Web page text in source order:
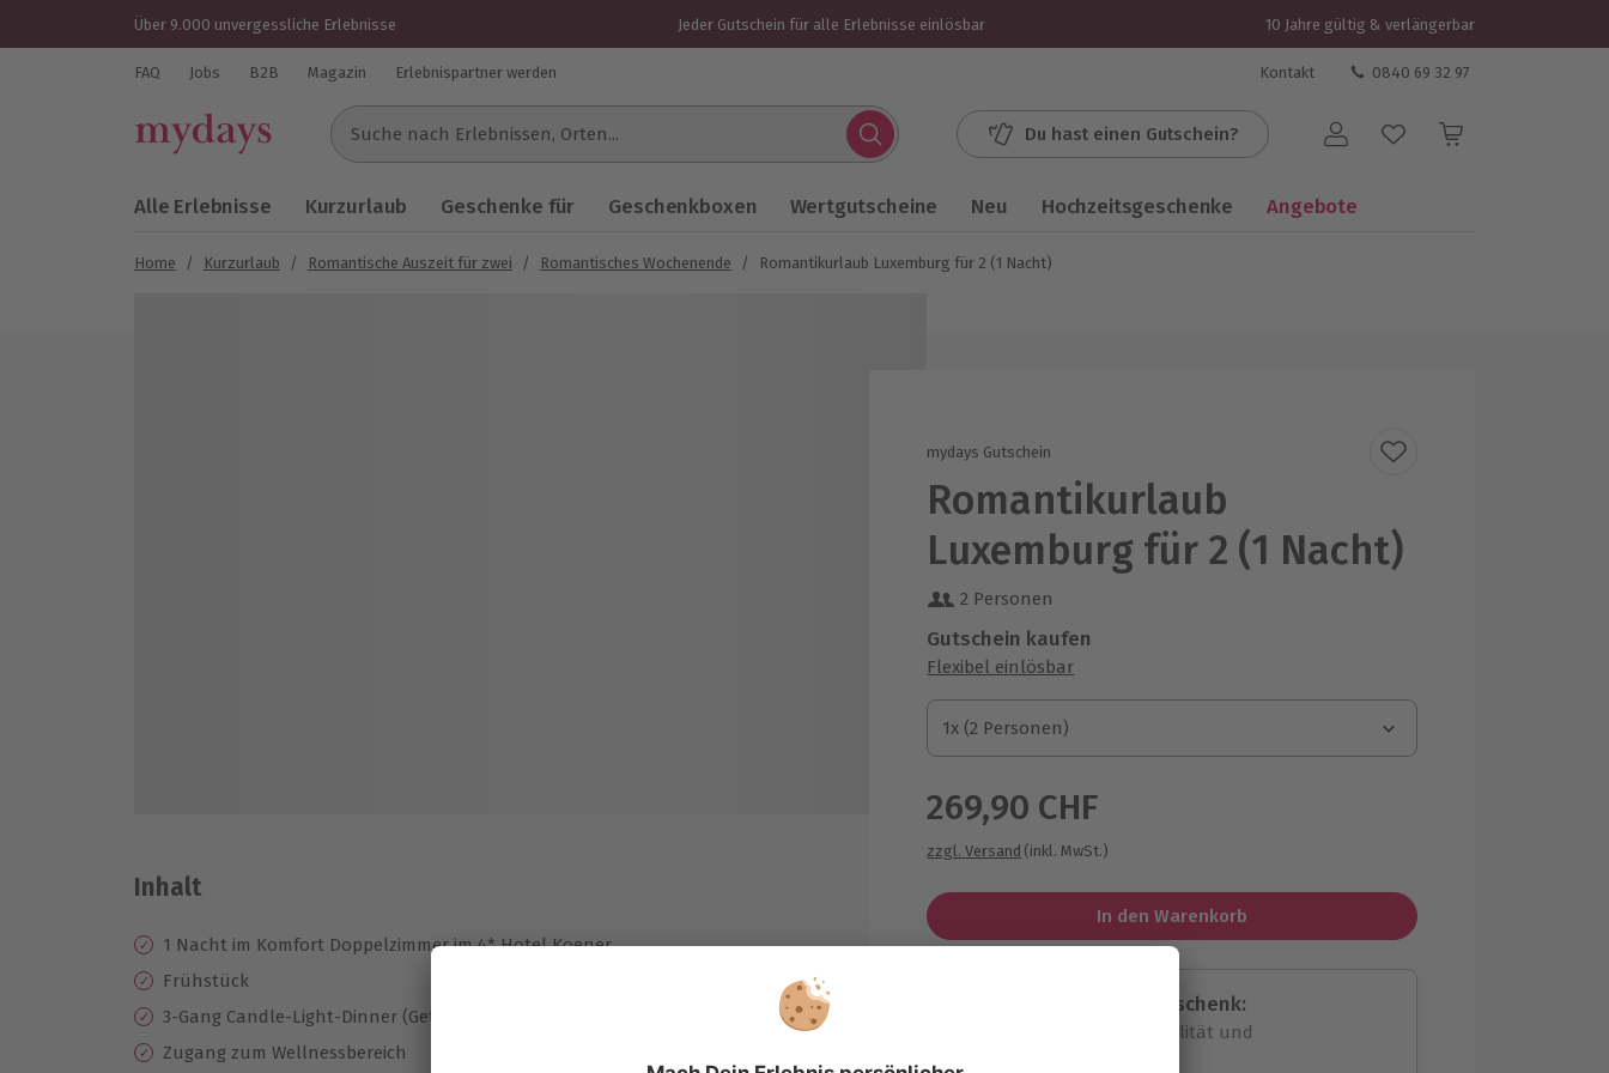
Über 9.000 unvergessliche Erlebnisse Jeder Gutschein für alle Erlebnisse einlösbar 10 Jahre gültig & verlängerbar
FAQ Jobs B2B Magazin Erlebnispartner werden Kontakt 0840 69 32 97
Suche nach Erlebnissen...
Du hast einen Gutschein? Benutzerkonto
Alle Erlebnisse Kurzurlaub Geschenke für Geschenkboxen Wertgutscheine Neu Hochzeitsgeschenke Angebote
Home / Kurzurlaub / Romantische Auszeit für zwei / Romantisches Wochenende / Romantikurlaub Luxemburg für 2 (1 Nacht)
mydays Gutschein
Romantikurlaub
Luxemburg für 2 (1 Nacht)
2 Personen
Gutschein kaufen
Flexibel einlösbar
1x (2 Personen)
1x (2 Personen)
1x (2 Personen)
269,90 CHF
zzgl. Versand (inkl. MwSt.)
In den Warenkorb
Immer das passende Geschenk:
Große Auswahl, volle Flexibilität und
Inhalt
1 Nacht im Komfort Doppelzimmer im 4* Hotel Koener
Frühstück
3-Gang Candle-Light-Dinner (Getränke exklusive)
Zugang zum Wellnessbereich